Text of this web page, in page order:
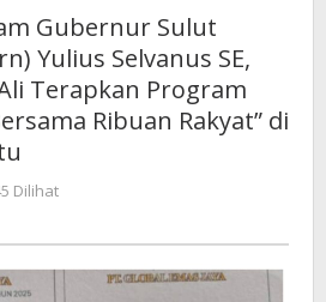
Gubernur
Sulut
Mayjen
TNI
(Purn)
Mamonto/Ali
Terapkan
Program
Gubernur Sulut
Yulius Selvanus SE,
Terapkan Program
Ribuan Rakyat” di
Dilihat